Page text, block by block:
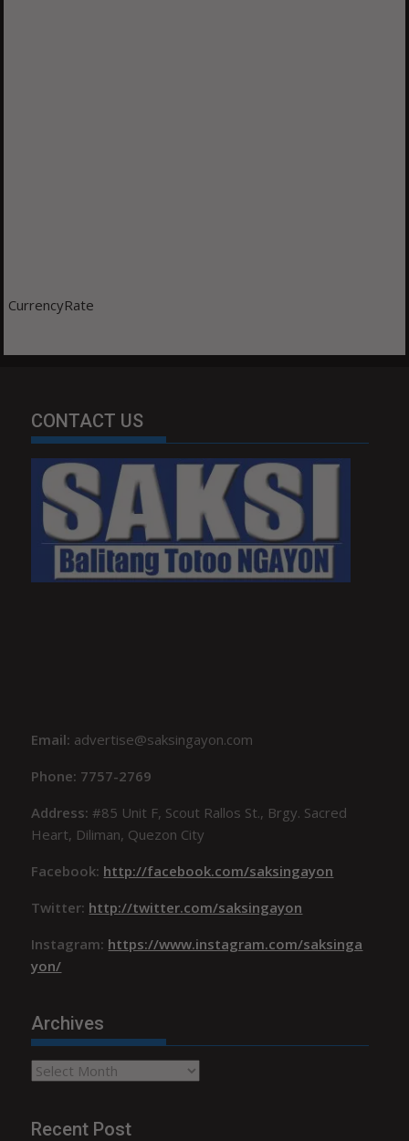
CurrencyRate
CONTACT US
Email: advertise@saksingayon.com
Phone: 7757-2769
Address:#85 Unit F, Scout Rallos St., Brgy. Sacred
Heart, Diliman, Quezon City
Facebook: http://facebook.com/saksingayon
Twitter: http://twitter.com/saksingayon
Instagram: https://www.instagram.com/saksinga
yon/
Archives
Archives
Recent Post